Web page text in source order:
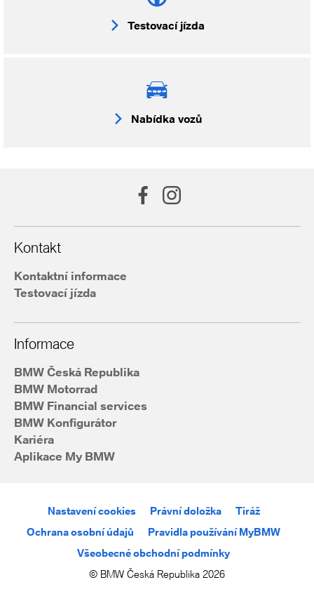
Testovací jízda
Nabídka vozů
Kontakt
Kontaktní informace
Testovací jízda
Informace
BMW Česká Republika
BMW Motorrad
BMW Financial services
BMW Konfigurátor
Kariéra
Aplikace My BMW
© BMW Česká Republika 2026
Nastavení cookies Právní doložka
Tiráž
Ochrana osobní údajů
Pravidla používání MyBMW
Všeobecné obchodní podmínky